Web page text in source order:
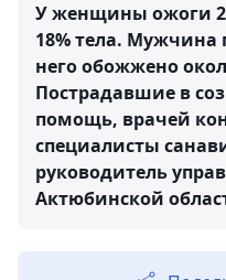
У женщины ожоги
18% тела. Мужчина
него обожжено
Пострадавшие в
помощь, врачей
специалисты
руководитель
Актюбинской